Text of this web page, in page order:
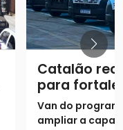
Catalão
para
assistência
Van do
ampliar a